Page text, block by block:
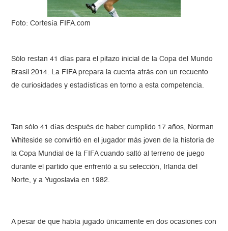
Foto: Cortesía FIFA.com
Sólo restan 41 días para el pitazo inicial de la Copa del Mundo
Brasil 2014. La FIFA prepara la cuenta atrás con un recuento
de curiosidades y estadísticas en torno a esta competencia.
Tan sólo 41 días después de haber cumplido 17 años, Norman
Whiteside se convirtió en el jugador más joven de la historia de
la Copa Mundial de la FIFA cuando saltó al terreno de juego
durante el partido que enfrentó a su selección, Irlanda del
Norte, y a Yugoslavia en 1982.
A pesar de que había jugado únicamente en dos ocasiones con